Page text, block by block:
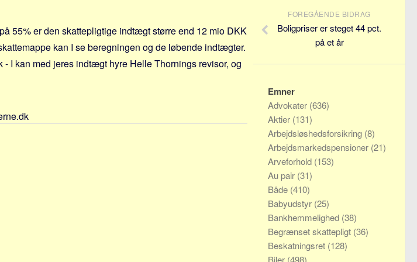
55% er den skattepligtige indtægt større end 12 mio DKK
kan I se beregningen og de løbende indtægter.
I kan med jeres indtægt hyre Helle Thornings revisor, og
FOREGÅENDE BIDRAG
Boligpriser er steget 44 pct.
på et år
Emner
Advokater (636)
Aktier (131)
Arbejdsløshedsforsikring (8)
Arbejdsmarkedspensioner (21)
Arveforhold (153)
Au pair (31)
Både (410)
Babyudstyr (25)
Bankhemmelighed (38)
Begrænset skattepligt (36)
Beskatningsret (128)
Biler (498)